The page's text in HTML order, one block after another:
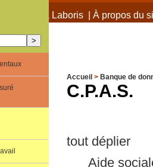
de Terra Laboris| À propos du
Accueil > Banque de
C.P.A.S.
tout déplier
Aide